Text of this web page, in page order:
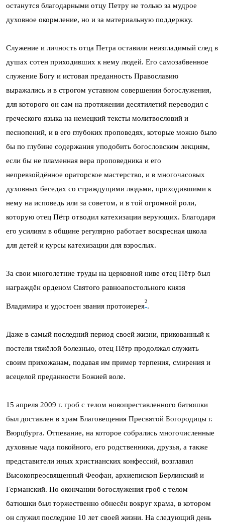
останутся благодарными отцу Петру не только за мудрое
духовное окормление, но и за материальную поддержку.
Служение и личность отца Петра оставили неизгладимый след в
душах сотен приходивших к нему людей. Его самозабвенное
служение Богу и истовая преданность Православию
выражались и в строгом уставном совершении богослужения,
для которого он сам на протяжении десятилетий переводил с
греческого языка на немецкий тексты молитвословий и
песнопений, и в его глубоких проповедях, которые можно было
бы по глубине содержания уподобить богословским лекциям,
если бы не пламенная вера проповедника и его
непревзойдённое ораторское мастерство, и в многочасовых
духовных беседах со страждущими людьми, приходившими к
нему на исповедь или за советом, и в той огромной роли,
которую отец Пётр отводил катехизации верующих. Благодаря
его усилиям в общине регулярно работает воскресная школа
для детей и курсы катехизации для взрослых.
За свои многолетние труды на церковной ниве отец Пётр был
награждён орденом Святого равноапостольного князя
Владимира и удостоен звания протоиерея
2
.
Даже в самый последний период своей жизни, прикованный к
постели тяжёлой болезнью, отец Пётр продолжал служить
своим прихожанам, подавая им пример терпения, смирения и
всецелой преданности Божией воле.
15 апреля 2009 г. гроб с телом новопреставленного батюшки
был доставлен в храм Благовещения Пресвятой Богородицы г.
Вюрцбурга. Отпевание, на которое собрались многочисленные
духовные чада покойного, его родственники, друзья, а также
представители иных христианских конфессий, возглавил
Высокопреосвященный Феофан, архиепископ Берлинский и
Германский. По окончании богослужения гроб с телом
батюшки был торжественно обнесён вокруг храма, в котором
он служил последние 10 лет своей жизни. На следующий день